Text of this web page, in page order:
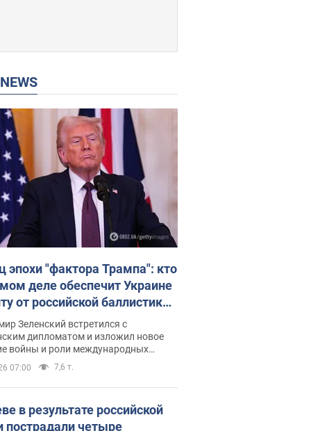
NEWS
эпохи "фактора Трампа": кто
деле обеспечит Украине
от российской баллистики.
с Безсмертным
Зеленский встретился с
дипломатом и изложил новое
войны и роли международных
в борьбе с Россией
07:00 7,6 т.
в результате российской
пострадали четыре